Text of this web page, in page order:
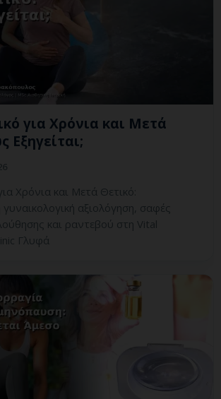
για Χρόνια και Μετά
Εξηγείται;
Χρόνια και Μετά Θετικό:
γυναικολογική αξιολόγηση, σαφές
και ραντεβού στη Vital
Γλυφά